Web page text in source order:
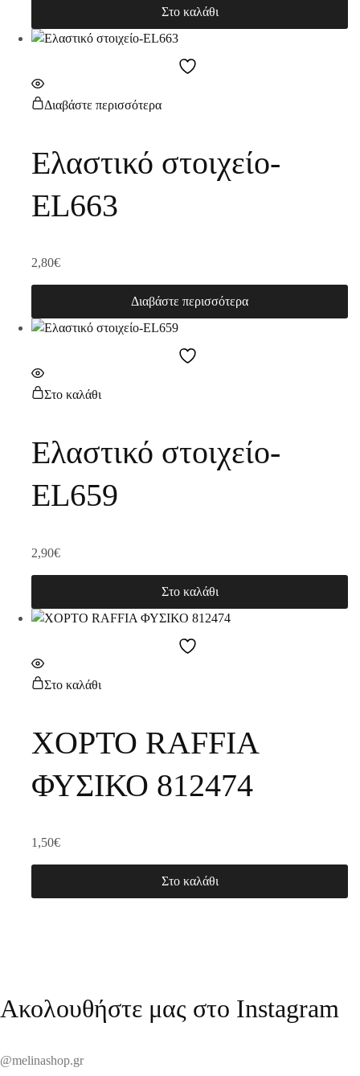
Στο καλάθι
Διαβάστε περισσότερα
Ελαστικό στοιχείο-
EL663
2,80€
Διαβάστε περισσότερα
Στο καλάθι
Ελαστικό στοιχείο-
EL659
2,90€
Στο καλάθι
Στο καλάθι
ΧΟΡΤΟ RAFFIA
ΦΥΣΙΚΟ 812474
1,50€
Στο καλάθι
Ακολουθήστε μας στο Instagram
@melinashop.gr